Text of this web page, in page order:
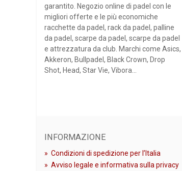
garantito. Negozio online di padel con le
migliori offerte e le più economiche
racchette da padel, rack da padel, palline
da padel, scarpe da padel, scarpe da padel
e attrezzatura da club. Marchi come Asics,
Akkeron, Bullpadel, Black Crown, Drop
Shot, Head, Star Vie, Vibora...
INFORMAZIONE
» Condizioni di spedizione per l’Italia
» Avviso legale e informativa sulla privacy